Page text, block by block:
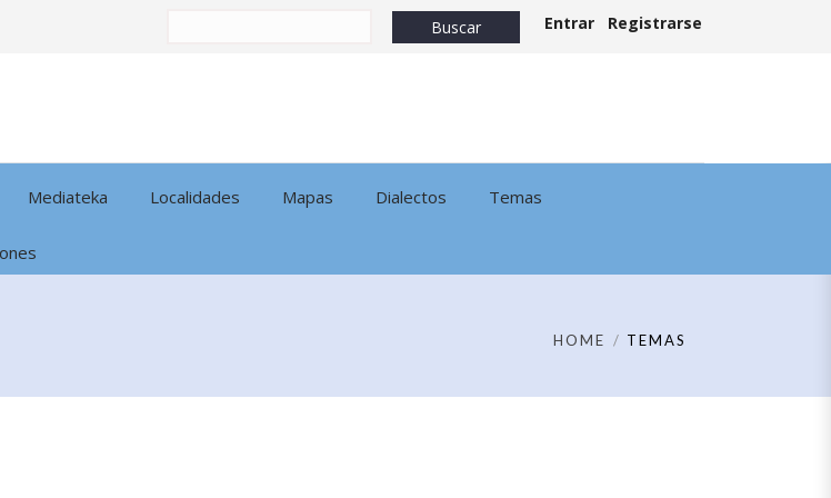
Entrar Registrarse
Mediateka Localidades Mapas Dialectos Temas
HOME TEMAS